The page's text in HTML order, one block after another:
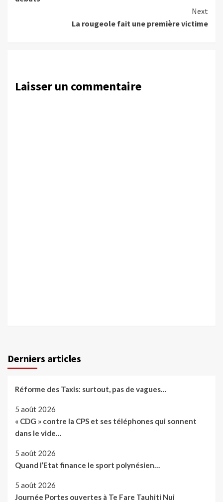
Next
La rougeole fait une première victime
Laisser un commentaire
Derniers articles
Réforme des Taxis: surtout, pas de vagues…
5 août 2026
« CDG » contre la CPS et ses téléphones qui sonnent
dans le vide…
5 août 2026
Quand l’Etat finance le sport polynésien…
5 août 2026
Journée Portes ouvertes à Te Fare Tauhiti Nui